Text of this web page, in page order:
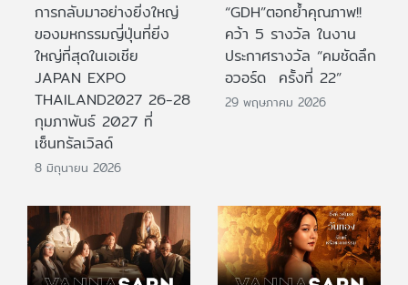
การกลับมาอย่างยิ่งใหญ่
ของมหกรรมญี่ปุ่นที่ยิ่ง
ใหญ่ที่สุดในเอเชีย
JAPAN EXPO
THAILAND2027 26-28
กุมภาพันธ์ 2027 ที่
เซ็นทรัลเวิลด์
8 มิถุนายน 2026
“GDH”ตอกย้ำคุณภาพ!!
คว้า 5 รางวัล ในงาน
ประกาศรางวัล “คมชัดลึก
อวอร์ด ครั้งที่ 22”
29 พฤษภาคม 2026